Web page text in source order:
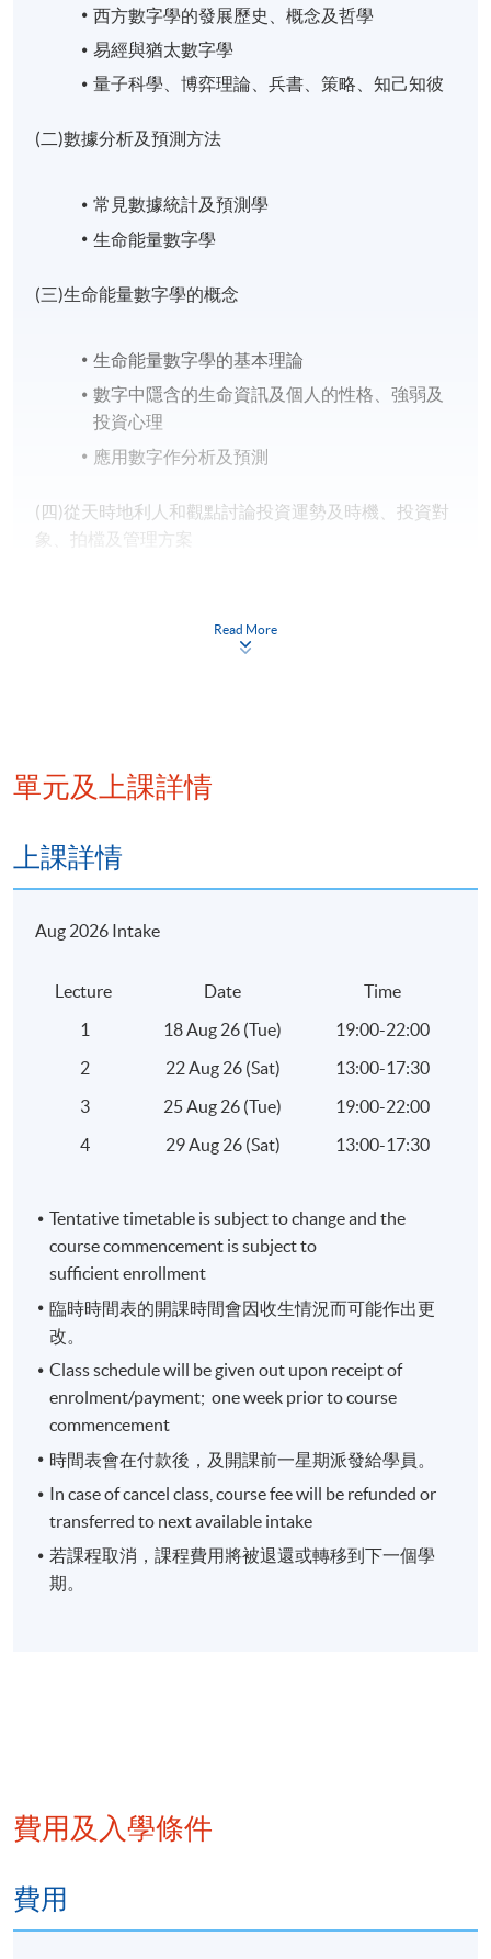
西方數字學的發展歷史、概念及哲學
易經與猶太數字學
量子科學、博弈理論、兵書、策略、知己知彼
(二)數據分析及預測方法
常見數據統計及預測學
生命能量數字學
(三)生命能量數字學的概念
生命能量數字學的基本理論
數字中隱含的生命資訊及個人的性格、強弱及
投資心理
應用數字作分析及預測
(四)從天時地利人和觀點討論投資運勢及時機、投資對
象、拍檔及管理方案
報名代碼
2440-1110NW
現時接受報名
日期 / 時間
修業期
每單元15小時
港大保良何鴻燊社區書院
金鐘教學中心
或其他港島區分校
Read More
單元及上課詳情
上課詳情
Aug 2026 Intake
Lecture Date
Time
1
18 Aug 26 (Tue)
19:00-22:00
2
22 Aug 26 (Sat)
13:00-17:30
3
25 Aug 26 (Tue)
19:00-22:00
4
29 Aug 26 (Sat) 13:00-17:30
Tentative timetable is subject to change and the
course commencement is subject to
sufficient enrollment
臨時時間表的開課時間會因收生情況而可能作出更
改。
Class schedule will be given out upon receipt of
enrolment/payment; one week prior to course
commencement
時間表會在付款後，及開課前一星期派發給學員。
In case of cancel class, course fee will be refunded or
transferred to next available intake
若課程取消，課程費用將被退還或轉移到下一個學
期。
費用及入學條件
費用